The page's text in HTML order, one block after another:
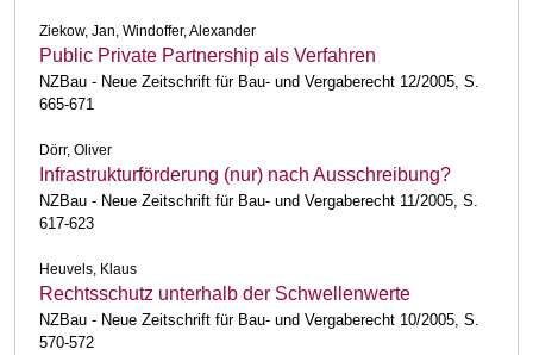
Ziekow, Jan, Windoffer, Alexander
Public Private Partnership als Verfahren
NZBau - Neue Zeitschrift für Bau- und Vergaberecht 12/2005, S.
665-671
Dörr, Oliver
Infrastrukturförderung (nur) nach Ausschreibung?
NZBau - Neue Zeitschrift für Bau- und Vergaberecht 11/2005, S.
617-623
Heuvels, Klaus
Rechtsschutz unterhalb der Schwellenwerte
NZBau - Neue Zeitschrift für Bau- und Vergaberecht 10/2005, S.
570-572